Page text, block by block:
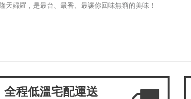
婦羅，是最台、最香、最讓你回味無窮的美味！
全程低溫宅配運送